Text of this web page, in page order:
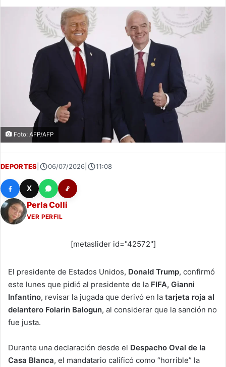
Foto: AFP/AFP
DEPORTES 06/07/2026 11:08
X
Perla Colli
VER PERFIL
[metaslider id="42572"]
El presidente de Estados Unidos, Donald Trump, confirmó
este lunes que pidió al presidente de la FIFA, Gianni
Infantino, revisar la jugada que derivó en la tarjeta roja al
delantero Folarin Balogun, al considerar que la sanción no
fue justa.
Durante una declaración desde el Despacho Oval de la
Casa Blanca, el mandatario calificó como “horrible” la